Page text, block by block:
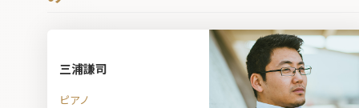
三浦謙司
ピアノ